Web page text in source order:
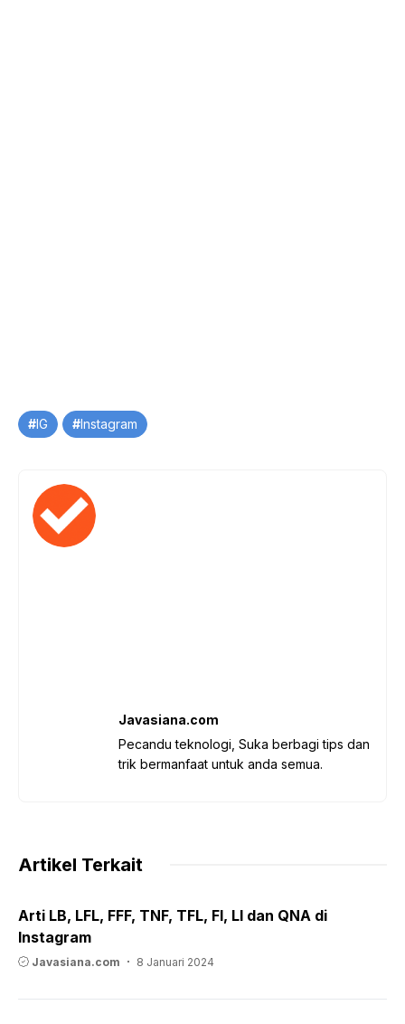
TagIG Instagram
Javasiana.com
Pecandu teknologi, Suka berbagi tips dan
trik bermanfaat untuk anda semua.
Artikel Terkait
Arti LB, LFL, FFF, TNF, TFL, FI, LI dan QNA di
Instagram
Javasiana.com 8 Januari 2024